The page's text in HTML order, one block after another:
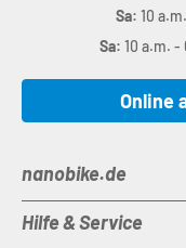
Sa: 10
Sa: 10 a.m. -
Online
nanobike.de
Hilfe & Service